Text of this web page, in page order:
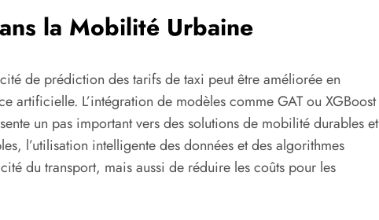
la Mobilité Urbaine
de prédiction des tarifs de taxi peut être améliorée en
artificielle. L’intégration de modèles comme GAT ou XGBoost
un pas important vers des solutions de mobilité durables et
l’utilisation intelligente des données et des algorithmes
du transport, mais aussi de réduire les coûts pour les